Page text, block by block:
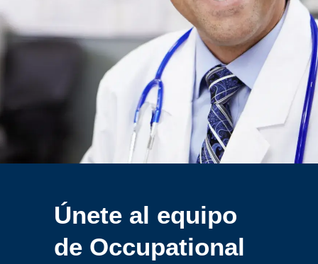
Únete al equipo
de Occupational